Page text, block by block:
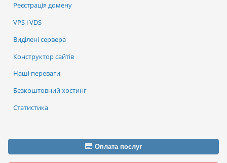
Реєстрація домену
VPS і VDS
Виділені сервера
Конструктор сайтів
Наші переваги
Безкоштовний хостинг
Статистика
Оплата послуг